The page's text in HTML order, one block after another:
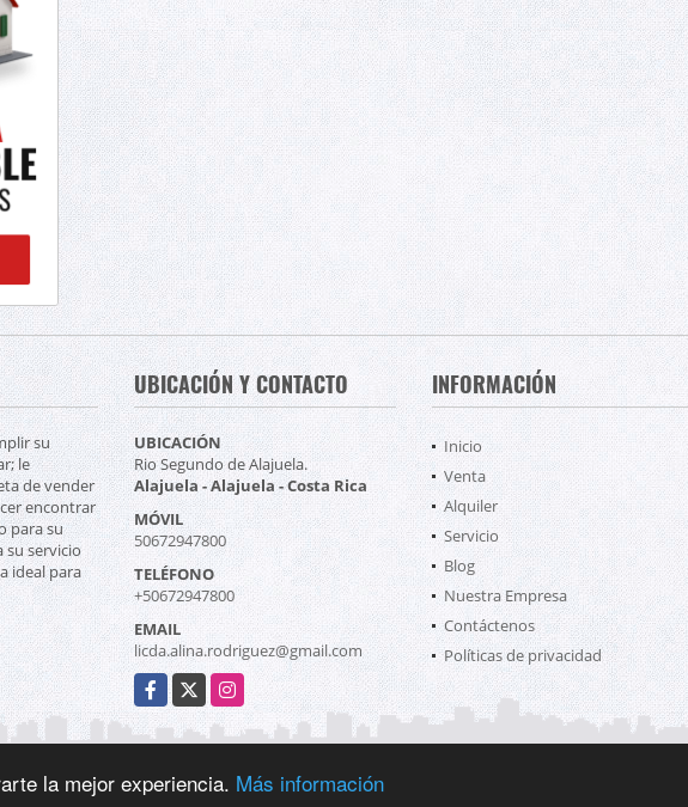
la mejor experiencia. Más información
su
le
de vender
encontrar
para su
su servicio
ideal para
UBICACIÓN Y CONTACTO
UBICACIÓN
Rio Segundo de Alajuela.
Alajuela - Alajuela - Costa Rica
MÓVIL
50672947800
TELÉFONO
+50672947800
EMAIL
licda.alina.rodriguez@gmail.com
Facebook
X Instagram
INFORMACIÓN
Inicio
Venta
Alquiler
Servicio
Blog
Nuestra Empresa
Contáctenos
Políticas de privacidad
, todos los derechos reservados.